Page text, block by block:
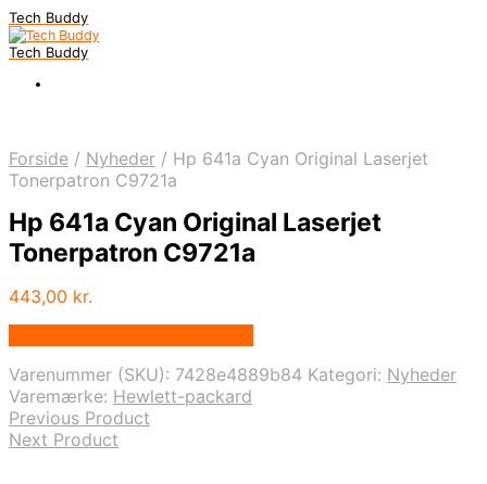
Tech Buddy
Tech Buddy
Forside / Nyheder / Hp 641a Cyan Original Laserjet
Tonerpatron C9721a
Hp 641a Cyan Original Laserjet
Tonerpatron C9721a
443,00 kr.
Varenummer (SKU): 7428e4889b84 Kategori: Nyheder
Varemærke: Hewlett-packard
Previous Product
Next Product